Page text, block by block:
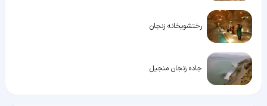
رختشویخانه زنجان
جاده زنجان منجیل